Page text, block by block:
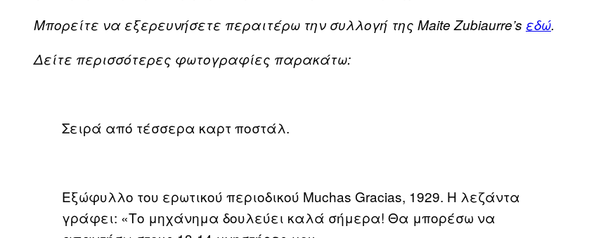
Μπορείτε να εξερευνήσετε περαιτέρω την συλλογή της Maite Zubiaurre’s εδώ.
Δείτε περισσότερες φωτογραφίες παρακάτω:
Σειρά από τέσσερα καρτ ποστάλ.
Εξώφυλλο του ερωτικού περιοδικού Muchas Gracias, 1929. Η λεζάντα
γράφει: «Το μηχάνημα δουλεύει καλά σήμερα! Θα μπορέσω να